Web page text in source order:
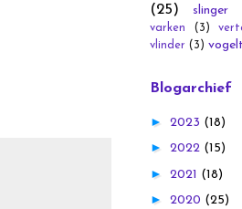
(25)
slinger
varken (3)
vlinder (3)
Blogarchief
► 2023 (18)
► 2022 (15)
► 2021 (18)
► 2020 (25)